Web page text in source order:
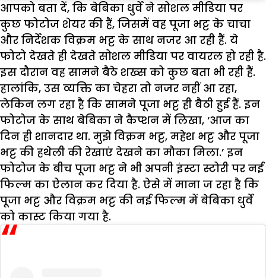
आपको बता दें, कि बेबिका धुर्वे ने सोशल मीडिया पर
कुछ फोटोज शेयर की हैं, जिसमें वह पूजा भट्ट के चाचा
और निर्देशक विक्रम भट्ट के साथ नजर आ रही हैं. ये
फोटो देखते ही देखते सोशल मीडिया पर वायरल हो रही है.
इस दौरान वह सामने बैठे शख्स को कुछ बता भी रही हैं.
हालांकि, उस व्यक्ति का चेहरा तो नजर नहीं आ रहा,
लेकिन लग रहा है कि सामने पूजा भट्ट ही बैठी हुई हैं. इन
फोटोज के साथ बेबिका ने कैप्शन में लिखा, ‘आज का
दिन ही शानदार था. मुझे विक्रम भट्ट, महेश भट्ट और पूजा
भट्ट की हथेली की रेखाएं देखने का मौका मिला.’ इन
फोटोज के बीच पूजा भट्ट ने भी अपनी इंस्टा स्टोरी पर नई
फिल्म का ऐलान कर दिया है. ऐसे में माना ज रहा है कि
पूजा भट्ट और विक्रम भट्ट की नई फिल्म में बेबिका धुर्वे
को कास्ट किया गया है.